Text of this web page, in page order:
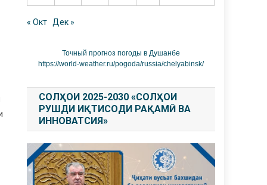
« Окт Дек »
Точный прогноз погоды в Душанбе
https://world-weather.ru/pogoda/russia/chelyabinsk/
СОЛҲОИ 2025-2030 «СОЛҲОИ
РУШДИ ИҚТИСОДИ РАҚАМӢ ВА
ИННОВАТСИЯ»